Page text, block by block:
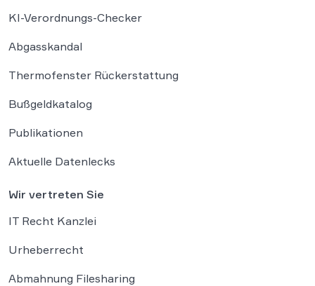
KI-Verordnungs-Checker
Abgasskandal
Thermofenster Rückerstattung
Bußgeldkatalog
Publikationen
Aktuelle Datenlecks
Wir vertreten Sie
IT Recht Kanzlei
Urheberrecht
Abmahnung Filesharing